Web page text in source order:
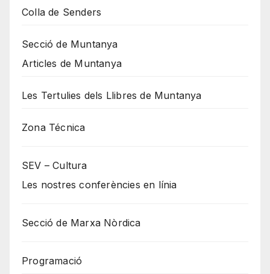
Colla de Senders
Secció de Muntanya
Articles de Muntanya
Les Tertulies dels Llibres de Muntanya
Zona Técnica
SEV – Cultura
Les nostres conferències en línia
Secció de Marxa Nòrdica
Programació